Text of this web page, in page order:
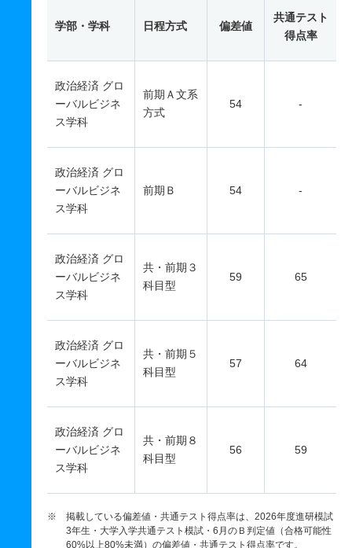
学部・学科 日程方式 偏差値
共通テスト
得点率
政治経済 グロ
ーバルビジネ
ス学科
前期Ａ文系
方式
54 -
政治経済 グロ
ーバルビジネ
ス学科
前期Ｂ 54 -
政治経済 グロ
ーバルビジネ
ス学科
共・前期３
科目型
59 65
政治経済 グロ
ーバルビジネ
ス学科
共・前期５
科目型
57 64
政治経済 グロ
ーバルビジネ
ス学科
共・前期８
科目型
56 59
※ 掲載している偏差値・共通テスト得点率は、2026年度進研模試
3年生・大学入学共通テスト模試・6月のＢ判定値（合格可能性
60%以上80%未満）の偏差値・共通テスト得点率です。